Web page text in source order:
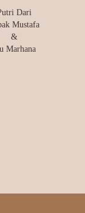
Dari
Mustafa
&
Marhana